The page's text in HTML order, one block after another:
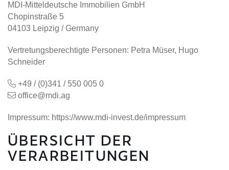
MDI-Mitteldeutsche Immobilien GmbH
Chopinstraße 5
04103 Leipzig / Germany
Vertretungsberechtigte Personen: Petra Müser, Hugo
Schneider
+49 / (0)341 / 550 005 0
office@mdi.ag
Impressum: https://www.mdi-invest.de/impressum
ÜBERSICHT DER
VERARBEITUNGEN